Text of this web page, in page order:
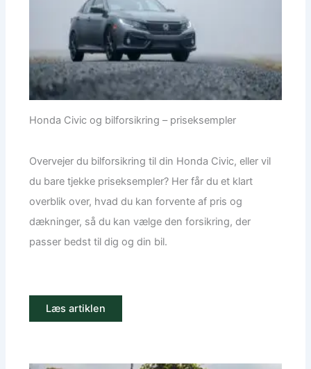
Honda Civic og bilforsikring – priseksempler
Overvejer du bilforsikring til din Honda Civic, eller vil
du bare tjekke priseksempler? Her får du et klart
overblik over, hvad du kan forvente af pris og
dækninger, så du kan vælge den forsikring, der
passer bedst til dig og din bil.
Læs artiklen